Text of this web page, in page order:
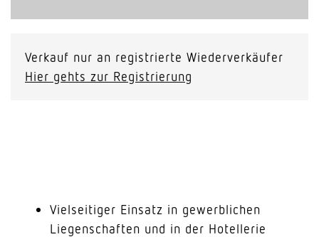
Verkauf nur an registrierte Wiederverkäufer
Hier gehts zur Registrierung
Vielseitiger Einsatz in gewerblichen
Liegenschaften und in der Hotellerie